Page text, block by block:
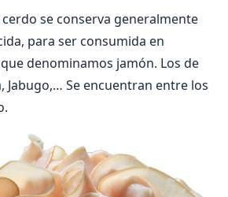
se conserva generalmente
para ser consumida en
denominamos jamón. Los de
Jabugo,… Se encuentran entre los